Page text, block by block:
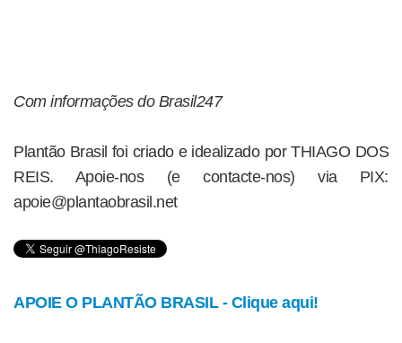
Com informações do Brasil247
Plantão Brasil foi criado e idealizado por THIAGO DOS
REIS. Apoie-nos (e contacte-nos) via PIX:
apoie@plantaobrasil.net
APOIE O PLANTÃO BRASIL - Clique aqui!